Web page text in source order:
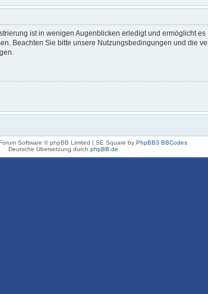
ist in wenigen Augenblicken erledigt und ermöglicht
Beachten Sie bitte unsere Nutzungsbedingungen und die
Software © phpBB Limited | SE Square by PhpBB3 BBCodes
Deutsche Übersetzung durch phpBB.de